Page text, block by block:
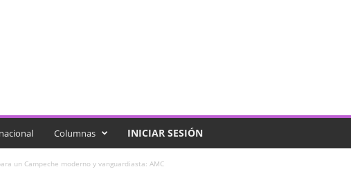
Columnas INICIAR SESIÓN
un Campeche moderno y vanguardiasta: AMC